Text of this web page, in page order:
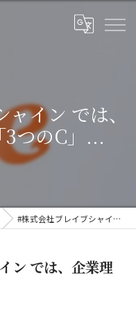
イン では、
つのC」...
#株式会社ブレイブシャイン では、企業理念として「3つのC」...
ン では、企業理